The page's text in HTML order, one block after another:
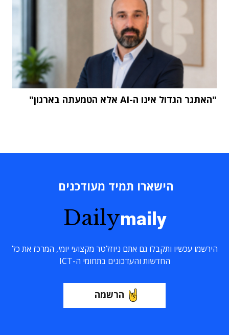
"האתגר הגדול אינו ה-AI אלא הטמעתה בארגון"
הישארו תמיד מעודכנים
Dailymaily
הירשמו עכשיו ותקבלו גם אתם ניוזלטר מקצועי יומי, המרכז את כל
החדשות והעדכונים בתחומי ה-ICT
הרשמה